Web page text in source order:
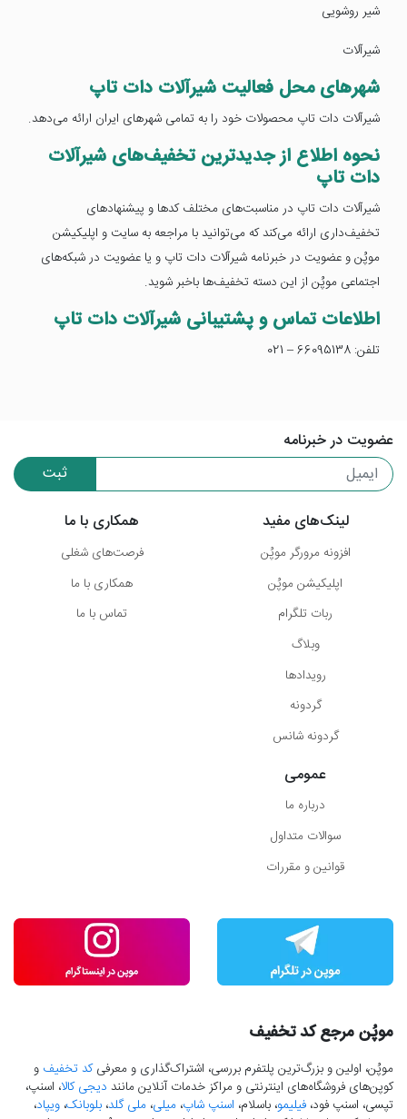
شیر روشویی
شیرآلات
شهرهای محل فعالیت شیرآلات دات تاپ
شیرآلات دات تاپ محصولات خود را به تمامی شهرهای ایران ارائه می‌دهد.
نحوه اطلاع از جدیدترین تخفیف‌های شیرآلات
دات تاپ
شیرآلات دات تاپ در مناسبت‌های مختلف کدها و پیشنهادهای
تخفیف‌داری ارائه می‌کند که می‌توانید با مراجعه به سایت و اپلیکیشن
موپُن و عضویت در خبرنامه شیرآلات دات تاپ و یا عضویت در شبکه‌های
اجتماعی موپُن از این دسته تخفیف‌ها باخبر شوید.
اطلاعات تماس و پشتیبانی شیرآلات دات تاپ
تلفن: 66095138 – 021
عضویت در خبرنامه
ثبت
لینک‌های مفید
افزونه مرورگر موپُن
اپلیکیشن موپُن
ربات تلگرام
وبلاگ
رویدادها
گردونه
گردونه شانس
همکاری با ما
فرصت‌های شغلی
همکاری با ما
تماس با ما
عمومی
درباره ما
سوالات متداول
قوانین و مقررات
موپُن مرجع کد تخفیف
موپُن، اولین و بزرگ‌ترین پلتفرم بررسی، اشتراک‌گذاری و معرفیکد تخفیف و
کوپن‌های فروشگاه‌های اینترنتی و مراکز خدمات آنلاین مانند دیجی کالا، اسنپ،
تپسی، اسنپ فود، فیلیمو، باسلام، اسنپ شاپ، میلی، ملی گلد، بلوبانک، ویپاد،